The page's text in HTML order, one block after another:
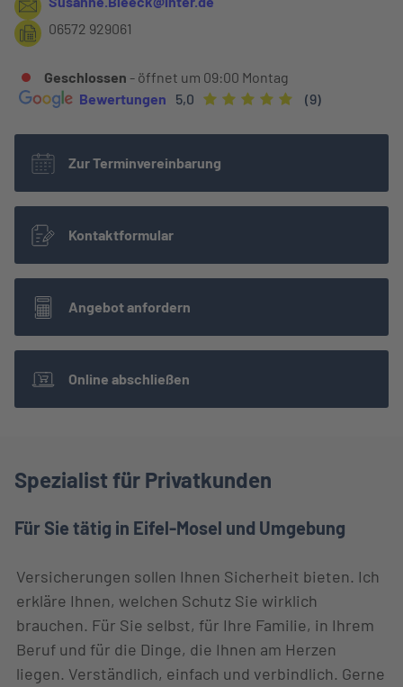
06572 929061
Geschlossen - öffnet um 09:00 Montag
Bewertungen
5,0 (9)
Zur Terminvereinbarung
Kontaktformular
Angebot anfordern
Online abschließen
Spezialist für Privatkunden
Für Sie tätig in Eifel-Mosel und Umgebung
Versicherungen sollen Ihnen Sicherheit bieten. Ich
erkläre Ihnen, welchen Schutz Sie wirklich
brauchen. Für Sie selbst, für Ihre Familie, in Ihrem
Beruf und für die Dinge, die Ihnen am Herzen
liegen. Verständlich, einfach und verbindlich. Gerne